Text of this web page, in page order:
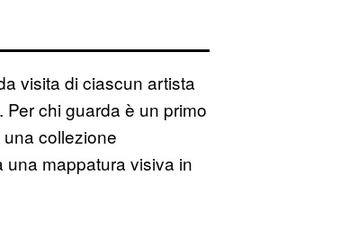
visita di ciascun artista
chi guarda è un primo
collezione
una mappatura visiva in